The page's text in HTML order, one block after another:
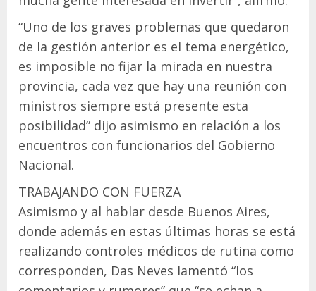
“Uno de los graves problemas que quedaron
de la gestión anterior es el tema energético,
es imposible no fijar la mirada en nuestra
provincia, cada vez que hay una reunión con
ministros siempre está presente esta
posibilidad” dijo asimismo en relación a los
encuentros con funcionarios del Gobierno
Nacional.
TRABAJANDO CON FUERZA
Asimismo y al hablar desde Buenos Aires,
donde además en estas últimas horas se está
realizando controles médicos de rutina como
corresponden, Das Neves lamentó “los